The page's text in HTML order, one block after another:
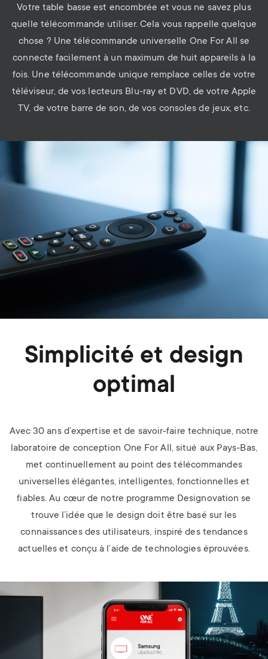
Votre table basse est encombrée et vous ne savez plus
quelle télécommande utiliser. Cela vous rappelle quelque
chose ? Une télécommande universelle One For All se
connecte facilement à un maximum de huit appareils à la
fois. Une télécommande unique remplace celles de votre
téléviseur, de vos lecteurs Blu-ray et DVD, de votre Apple
TV, de votre barre de son, de vos consoles de jeux, etc.
Simplicité et design
optimal
Avec 30 ans d’expertise et de savoir-faire technique, notre
laboratoire de conception One For All, situé aux Pays-Bas,
met continuellement au point des télécommandes
universelles élégantes, intelligentes, fonctionnelles et
fiables. Au cœur de notre programme Designovation se
trouve l’idée que le design doit être basé sur les
connaissances des utilisateurs, inspiré des tendances
actuelles et conçu à l’aide de technologies éprouvées.